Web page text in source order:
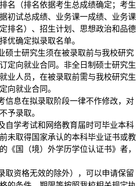
名（排名依据考生总成绩确定；考生
初试总成绩、业务课一成绩、业务课
排名）、招生计划、思想政治和品德
优确定拟录取名单。
士研究生须在被录取前与我校研究
定向就业合同。非全日制硕士研究生
业人员，在被录取前需与我校研究生
向就业合同。
息在拟录取阶段一律不作修改，对
予录取。
学考试和网络教育届时可毕业本科
未取得国家承认的本科毕业证书或教
《国（境）外学历学位认证书》者，
资格无效的除外），可以申请保留